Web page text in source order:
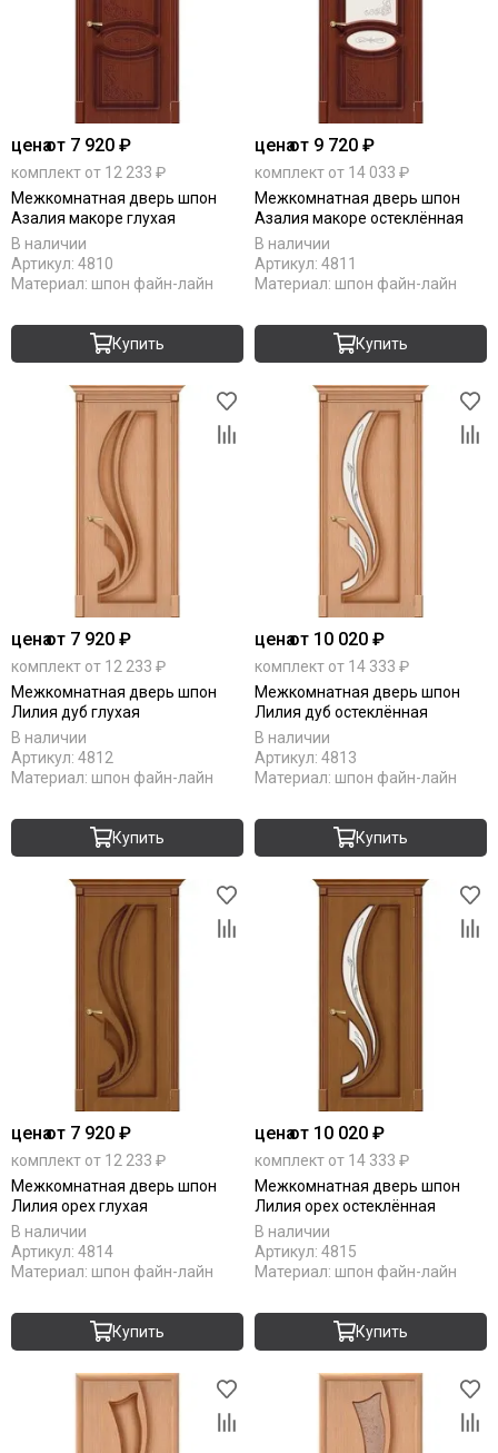
ценаот 7 920 ₽
комплект от 12 233 ₽
Межкомнатная дверь шпон
Азалия макоре глухая
В наличии
Артикул: 4810
Материал: шпон файн-лайн
Купить
ценаот 9 720 ₽
комплект от 14 033 ₽
Межкомнатная дверь шпон
Азалия макоре остеклённая
В наличии
Артикул: 4811
Материал: шпон файн-лайн
Купить
ценаот 7 920 ₽
комплект от 12 233 ₽
Межкомнатная дверь шпон
Лилия дуб глухая
В наличии
Артикул: 4812
Материал: шпон файн-лайн
Купить
ценаот 10 020 ₽
комплект от 14 333 ₽
Межкомнатная дверь шпон
Лилия дуб остеклённая
В наличии
Артикул: 4813
Материал: шпон файн-лайн
Купить
ценаот 7 920 ₽
комплект от 12 233 ₽
Межкомнатная дверь шпон
Лилия орех глухая
В наличии
Артикул: 4814
Материал: шпон файн-лайн
Купить
ценаот 10 020 ₽
комплект от 14 333 ₽
Межкомнатная дверь шпон
Лилия орех остеклённая
В наличии
Артикул: 4815
Материал: шпон файн-лайн
Купить